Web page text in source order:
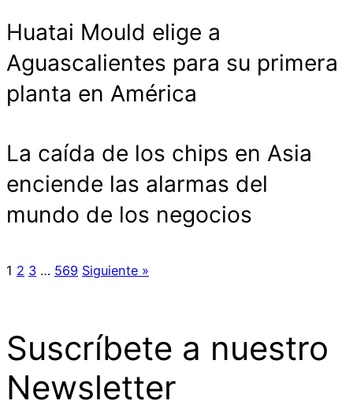
Huatai Mould elige a
Aguascalientes para su primera
planta en América
La caída de los chips en Asia
enciende las alarmas del
mundo de los negocios
1 2 3 … 569 Siguiente »
Suscríbete a nuestro
Newsletter